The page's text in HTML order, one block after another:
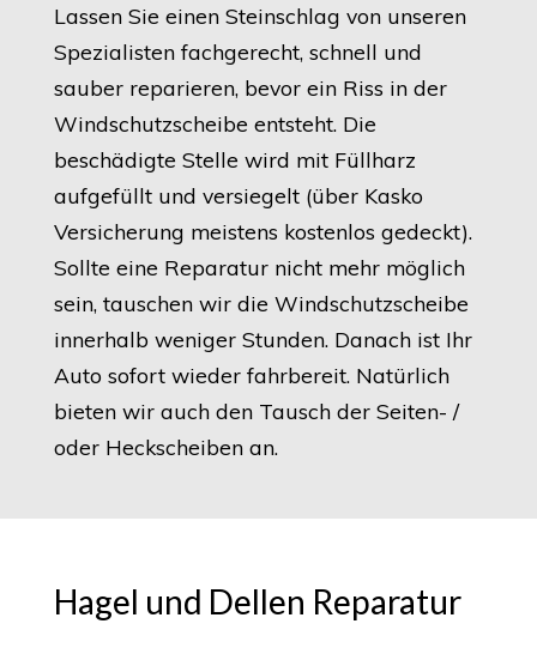
Lassen Sie einen Steinschlag von unseren
Spezialisten fachgerecht, schnell und
sauber reparieren, bevor ein Riss in der
Windschutzscheibe entsteht. Die
beschädigte Stelle wird mit Füllharz
aufgefüllt und versiegelt (über Kasko
Versicherung meistens kostenlos gedeckt).
Sollte eine Reparatur nicht mehr möglich
sein, tauschen wir die Windschutzscheibe
innerhalb weniger Stunden. Danach ist Ihr
Auto sofort wieder fahrbereit. Natürlich
bieten wir auch den Tausch der Seiten- /
oder Heckscheiben an.
Hagel und Dellen Reparatur